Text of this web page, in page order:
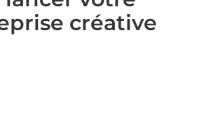
créative
Comptabilité, Fiscalité